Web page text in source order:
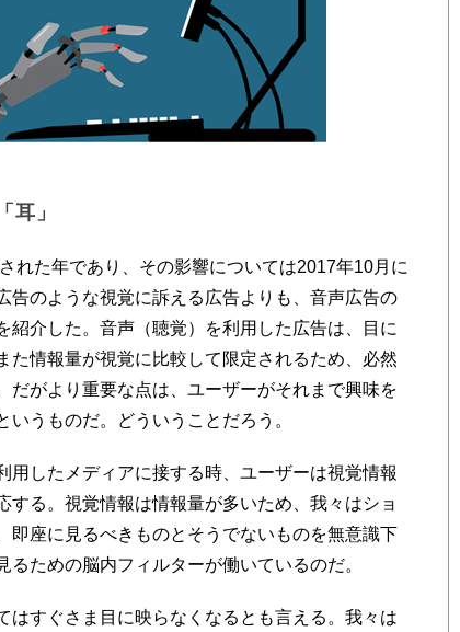
耳」
れた年であり、その影響については2017年10月に
告のような視覚に訴える広告よりも、音声広告の
紹介した。音声（聴覚）を利用した広告は、目に
た情報量が視覚に比較して限定されるため、必然
だがより重要な点は、ユーザーがそれまで興味を
うものだ。どういうことだろう。
したメディアに接する時、ユーザーは視覚情報
する。視覚情報は情報量が多いため、我々はショ
即座に見るべきものとそうでないものを無意識下
ための脳内フィルターが働いているのだ。
すぐさま目に映らなくなるとも言える。我々は